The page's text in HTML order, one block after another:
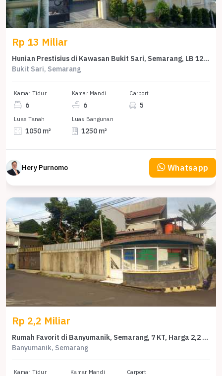
Rp 13 Miliar
Hunian Prestisius di Kawasan Bukit Sari, Semarang, LB 1250m², Harga 13 Miliar
Bukit Sari, Semarang
Kamar Tidur
6
Kamar Mandi
6
Carport
5
Luas Tanah
1050 m²
Luas Bangunan
1250 m²
Hery Purnomo Whatsapp
Rp 2,2 Miliar
Rumah Favorit di Banyumanik, Semarang, 7 KT, Harga 2,2 Miliar
Banyumanik, Semarang
Kamar Tidur Kamar Mandi Carport